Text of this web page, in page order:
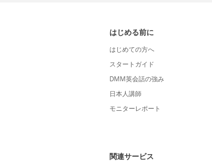
はじめる前に
はじめての方へ
スタートガイド
DMM英会話の強み
日本人講師
モニターレポート
関連サービス